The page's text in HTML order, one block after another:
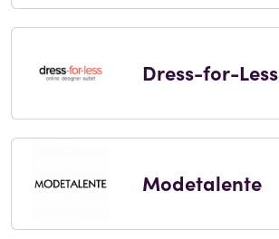
Dress-for-Less
Modetalente